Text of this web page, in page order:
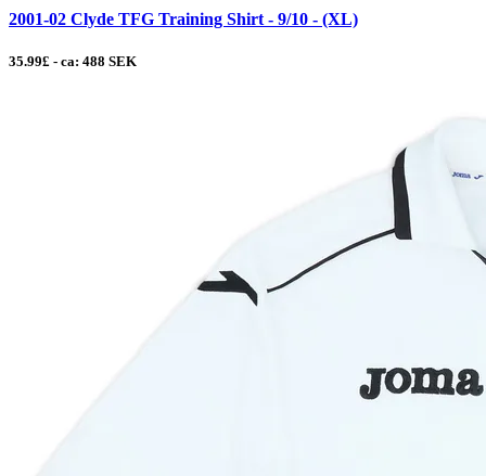
2001-02 Clyde TFG Training Shirt - 9/10 - (XL)
35.99£ - ca: 488 SEK